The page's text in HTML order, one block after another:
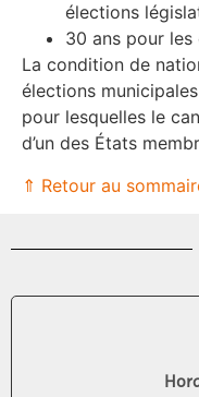
élections
30 ans pour les
La condition de
élections
pour lesquelles le
d’un des États
⇑ Retour au